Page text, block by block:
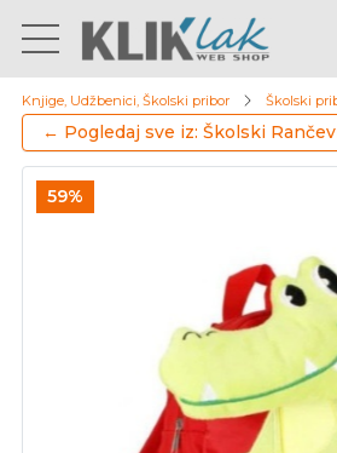
Knjige, Udžbenici, Školski pribor Školski
← Pogledaj sve iz: Školski
59%